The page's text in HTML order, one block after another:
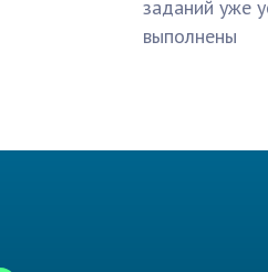
заданий уже
выполнены